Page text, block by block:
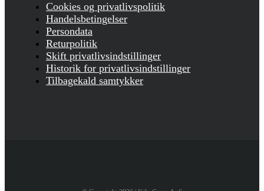
Cookies og privatlivspolitik
Handelsbetingelser
Persondata
Returpolitik
Skift privatlivsindstillinger
Historik for privatlivsindstillinger
Tilbagekald samtykker